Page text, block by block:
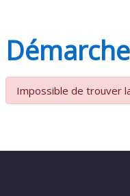
Impossible de trouver